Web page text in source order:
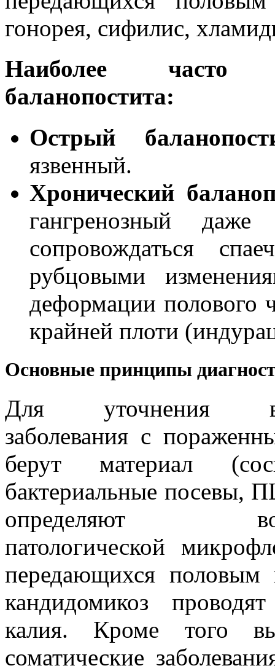
гонорея, сифилис,
Наиболее часто
баланопостита:
Острый
язвенный.
Хронический
гангренозный
сопровождаться
рубцовыми
деформации полового
крайней плоти
Основные принципы
Для уточнения
заболевания с
берут материал
бактериальные посевы,
определяют
патологической
передающихся
кандидомикоз
калия. Кроме того
соматические